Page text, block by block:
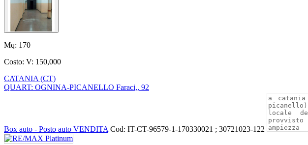
Mq: 170
Costo: V: 150,000
CATANIA (CT)
QUART: OGNINA-PICANELLO Faraci,, 92
Box auto - Posto auto VENDITA Cod: IT-CT-96579-1-170330021 ; 30721023-122